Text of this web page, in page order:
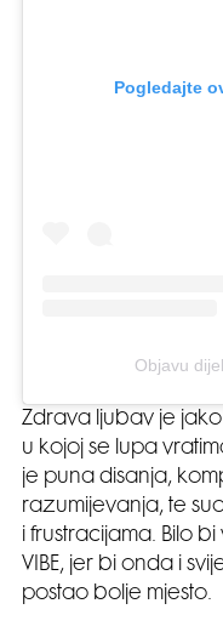
Pogledajte
Objavu
Zdrava ljubav je
u kojoj se lupa
je puna disanja,
razumijevanja, te
i frustracijama. Bilo
VIBE, jer bi onda i
postao bolje mjesto.